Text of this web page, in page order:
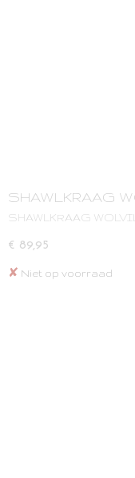
SHAWLKRAAG
SHAWLKRAAG
€ 89,95
✘ Niet op voorraad